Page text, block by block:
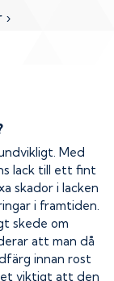
Med
lack till ett fint
skador i lacken
i framtiden.
skede om
att man då
innan rost
viktigt att den